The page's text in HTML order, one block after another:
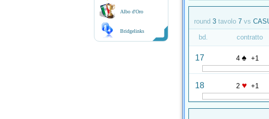
Albo d'Oro
Bridgelinks
round 3 tavolo 7 vs
bd. contratto
17 4 ♠ +1
18 2 ♥ +1